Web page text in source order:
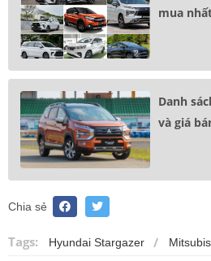
mua
Danh
và giá
Chia sẻ
Tags: Hyundai Stargazer